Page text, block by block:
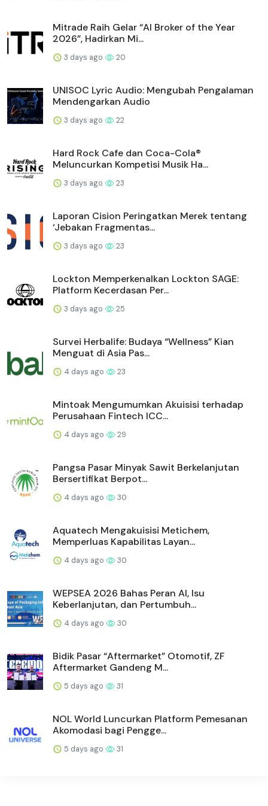
Mitrade Raih Gelar “AI Broker of the Year
2026”, Hadirkan Mi...
3 days ago 20
UNISOC Lyric Audio: Mengubah Pengalaman
Mendengarkan Audio
3 days ago 22
Hard Rock Cafe dan Coca-Cola®
Meluncurkan Kompetisi Musik Ha...
3 days ago 23
Laporan Cision Peringatkan Merek tentang
‘Jebakan Fragmentas...
3 days ago 23
Lockton Memperkenalkan Lockton SAGE:
Platform Kecerdasan Per...
3 days ago 25
Survei Herbalife: Budaya “Wellness” Kian
Menguat di Asia Pas...
4 days ago 23
Mintoak Mengumumkan Akuisisi terhadap
Perusahaan Fintech ICC...
4 days ago 29
Pangsa Pasar Minyak Sawit Berkelanjutan
Bersertifikat Berpot...
4 days ago 30
Aquatech Mengakuisisi Metichem,
Memperluas Kapabilitas Layan...
4 days ago 30
WEPSEA 2026 Bahas Peran AI, Isu
Keberlanjutan, dan Pertumbuh...
4 days ago 30
Bidik Pasar “Aftermarket” Otomotif, ZF
Aftermarket Gandeng M...
5 days ago 31
NOL World Luncurkan Platform Pemesanan
Akomodasi bagi Pengge...
5 days ago 31